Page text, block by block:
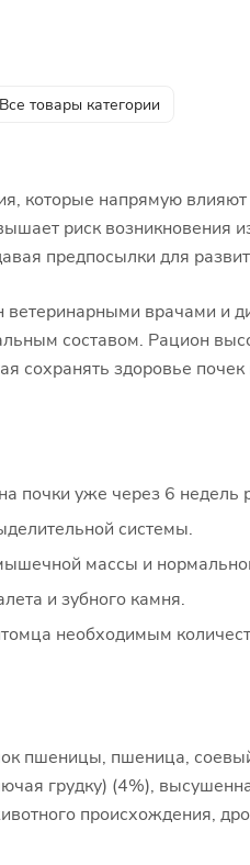
Все товары категории
которые напрямую
риск возникновения
предпосылки для
врачами и
составом. Рацион
сохранять здоровье
почки уже через 6 недель
системы.
массы и
и зубного камня.
необходимым
пшеницы, пшеница,
грудку) (4%),
происхождения,